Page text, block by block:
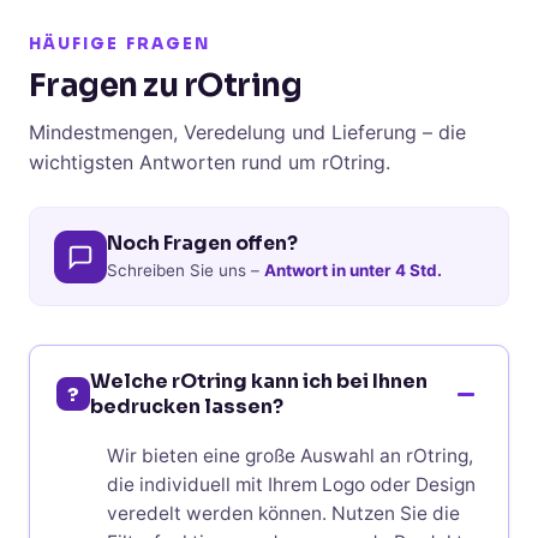
HÄUFIGE FRAGEN
Fragen zu rOtring
Mindestmengen, Veredelung und Lieferung – die
wichtigsten Antworten rund um rOtring.
Noch Fragen offen?
Schreiben Sie uns – Antwort in unter 4 Std.
? Welche rOtring kann ich bei Ihnen
bedrucken lassen?
Wir bieten eine große Auswahl an rOtring,
die individuell mit Ihrem Logo oder Design
veredelt werden können. Nutzen Sie die